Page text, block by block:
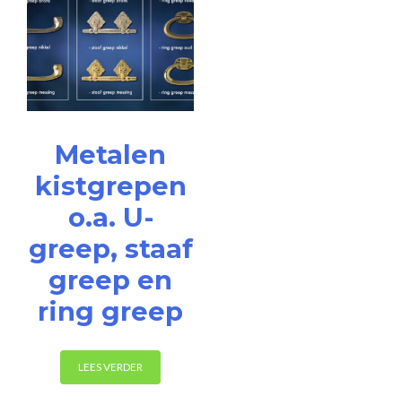
Metalen
kistgrepen
o.a. U-
greep, staaf
greep en
ring greep
LEES VERDER